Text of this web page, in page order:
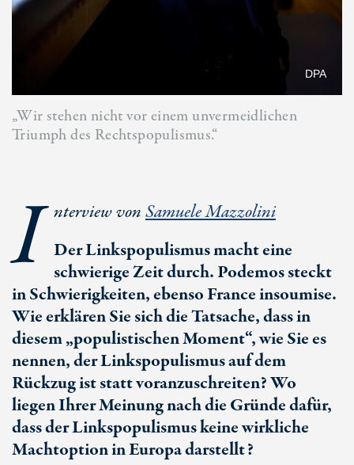
DPA
„Wir stehen nicht vor einem unvermeidlichen
Triumph des Rechtspopulismus.“
I nterview vonSamuele Mazzolini
Der Linkspopulismus macht eine
schwierige Zeit durch. Podemos steckt
in Schwierigkeiten, ebenso France insoumise.
Wie erklären Sie sich die Tatsache, dass in
diesem „populistischen Moment“, wie Sie es
nennen, der Linkspopulismus auf dem
Rückzug ist statt voranzuschreiten? Wo
liegen Ihrer Meinung nach die Gründe dafür,
dass der Linkspopulismus keine wirkliche
Machtoption in Europa darstellt?